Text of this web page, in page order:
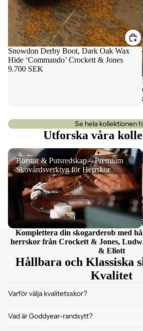
Snowdon Derby Boot, Dark Oak Wax
Hide ‘Commando’ Crockett & Jones
9.700 SEK
Se hela kollektionen
Utforska våra
Borstar & Putsredskap – Premium
Skovårdsverktyg för Herrskor
Borstar & Putsredskap – Premium
Skovårdsverktyg för Herrskor
Komplettera din skogarderob med
herrskor från Crockett & Jones,
& Eliott
Hållbara och Klassiska
Kvalitet
Varför välja kvalitetsskor?
Vad är Goddyear-randsytt?